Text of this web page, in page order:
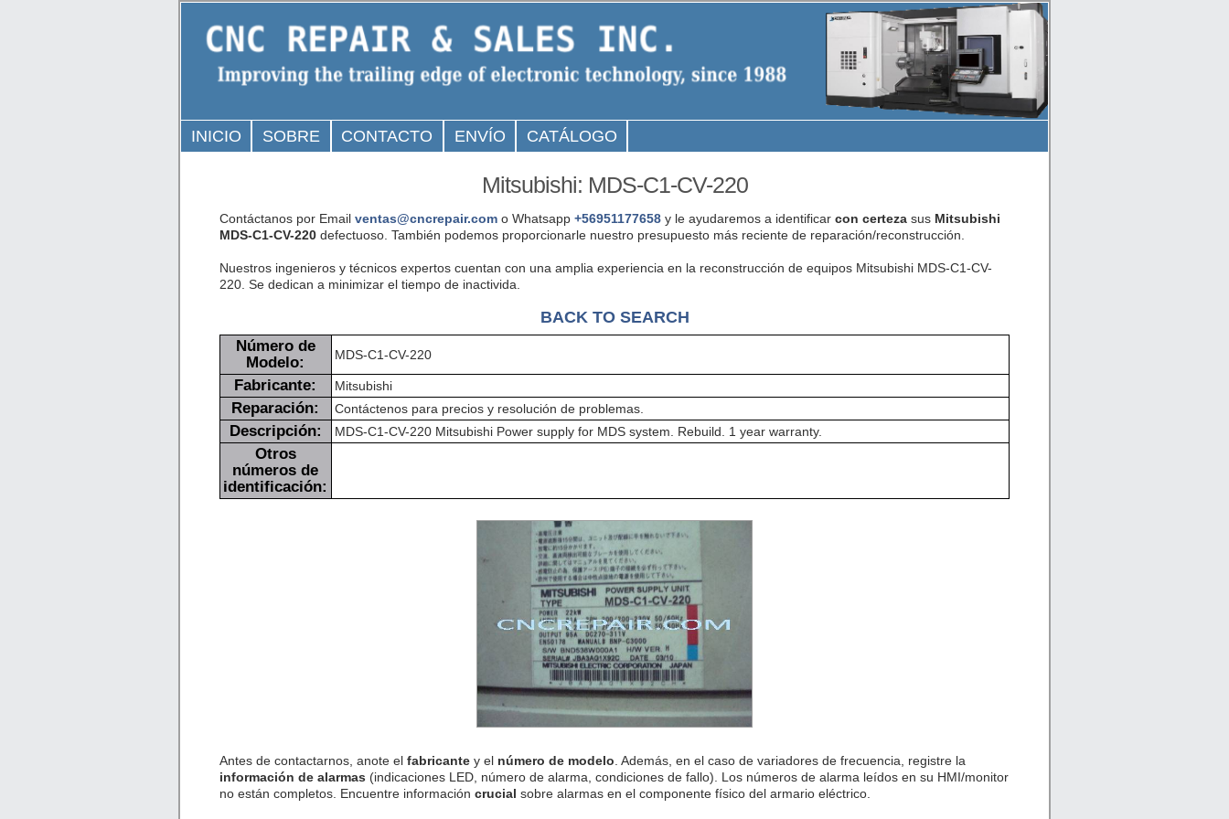
INICIO SOBRE CONTACTO ENVÍO CATÁLOGO
Mitsubishi: MDS-C1-CV-220
Contáctanos por Email ventas@cncrepair.como Whatsapp +56951177658y le ayudaremos a identificar con certezasus Mitsubishi
MDS-C1-CV-220defectuoso. También podemos proporcionarle nuestro presupuesto más reciente de reparación/reconstrucción.
Nuestros ingenieros y técnicos expertos cuentan con una amplia experiencia en la reconstrucción de equipos Mitsubishi MDS-C1-CV-
220. Se dedican a minimizar el tiempo de inactivida.
BACK TO SEARCH
Número de
Modelo:
MDS-C1-CV-220
Fabricante: Mitsubishi
Reparación: Contáctenos para precios y resolución de problemas.
Descripción: MDS-C1-CV-220 Mitsubishi Power supply for MDS system. Rebuild. 1 year warranty.
Otros
números de
identificación:
Antes de contactarnos, anote el fabricantey el número de modelo . Además, en el caso de variadores de frecuencia, registre la
información de alarmas (indicaciones LED, número de alarma, condiciones de fallo). Los números de alarma leídos en su HMI/monitor
no están completos. Encuentre información crucial sobre alarmas en el componente físico del armario eléctrico.